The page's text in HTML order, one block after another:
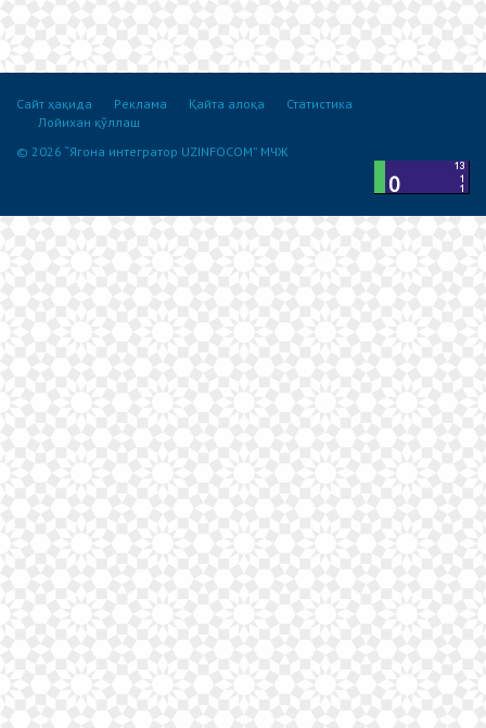
Сайт ҳақида Реклама Қайта алоқа
Статистика
Лойихан қўллаш
© 2026 “Ягона интегратор UZINFOCOM” МЧЖ